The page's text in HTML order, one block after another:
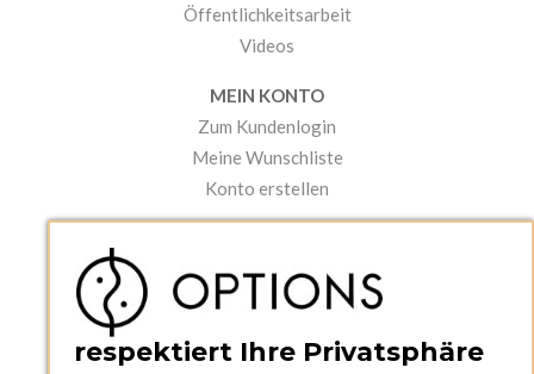
Öffentlichkeitsarbeit
Videos
MEIN KONTO
Zum Kundenlogin
Meine Wunschliste
Konto erstellen
Kataloge und Bestellschein
Bedienungsanleitungen
respektiert Ihre Privatsphäre